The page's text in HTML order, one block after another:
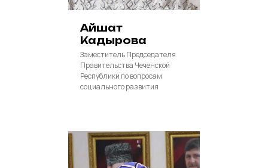
Айшат
Кадырова
Заместитель Председателя
Правительства Чеченской
Республики по вопросам
социального развития